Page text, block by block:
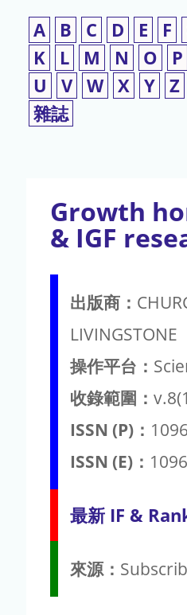
A B C D E F
K
L M N O P
U
V W X Y Z
雜誌
Growth
& IGF
出版商：
LIVINGSTONE
操作平台：
收錄範圍：
ISSN (P)：
ISSN (E)：
最新 IF &
來源：